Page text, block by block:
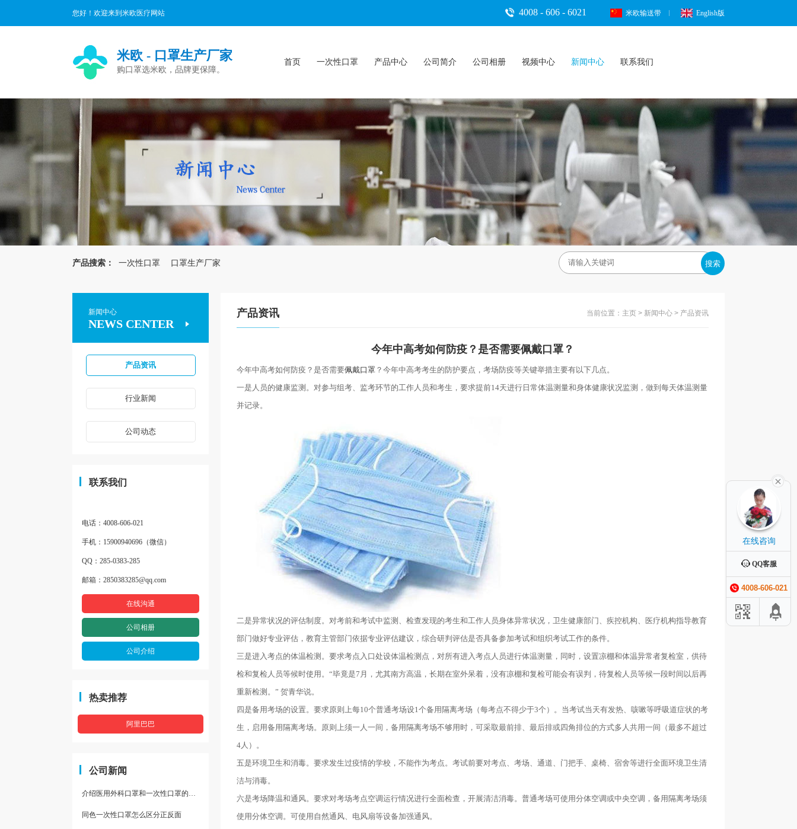
在线咨询
QQ客服
4008-606-021
您好！欢迎来到米欧医疗网站 4008 - 606 - 6021 米欧输送带 English版
米欧 - 口罩生产厂家
购口罩选米欧，品牌更保障。
首页 一次性口罩 产品中心 公司简介 公司相册 视频中心 新闻中心 联系我们
产品搜索： 一次性口罩 口罩生产厂家 搜索
新闻中心
NEWS CENTER
产品资讯
行业新闻
公司动态
联系我们
电话：4008-606-021
手机：15900940696（微信）
QQ：285-0383-285
邮箱：2850383285@qq.com
在线沟通
公司相册
公司介绍
热卖推荐
阿里巴巴
公司新闻
介绍医用外科口罩和一次性口罩的区别
同色一次性口罩怎么区分正反面
产品资讯 当前位置： 主页 > 新闻中心 > 产品资讯
今年中高考如何防疫？是否需要佩戴口罩？
今年中高考如何防疫？是否需要佩戴口罩 ？今年中高考考生的防护要点，考场防疫等关键举措主要有以下几点。
一是人员的健康监测。对参与组考、监考环节的工作人员和考生，要求提前14天进行日常体温测量和身体健康状况监测，做到每天体温测量
并记录。
二是异常状况的评估制度。对考前和考试中监测、检查发现的考生和工作人员身体异常状况，卫生健康部门、疾控机构、医疗机构指导教育
部门做好专业评估，教育主管部门依据专业评估建议，综合研判评估是否具备参加考试和组织考试工作的条件。
三是进入考点的体温检测。要求考点入口处设体温检测点，对所有进入考点人员进行体温测量，同时，设置凉棚和体温异常者复检室，供待
检和复检人员等候时使用。 “毕竟是7月，尤其南方高温，长期在室外呆着，没有凉棚和复检可能会有误判，待复检人员等候一段时间以后再
重新检测。” 贺青华说。
四是备用考场的设置。要求原则上每10个普通考场设1个备用隔离考场（每考点不得少于3个）。当考试当天有发热、咳嗽等呼吸道症状的考
生，启用备用隔离考场。原则上须一人一间，备用隔离考场不够用时，可采取最前排、最后排或四角排位的方式多人共用一间（最多不超过
4人）。
五是环境卫生和消毒。要求发生过疫情的学校，不能作为考点。考试前要对考点、考场、通道、门把手、桌椅、宿舍等进行全面环境卫生清
洁与消毒。
六是考场降温和通风。要求对考场考点空调运行情况进行全面检查，开展清洁消毒。普通考场可使用分体空调或中央空调，备用隔离考场须
使用分体空调。可使用自然通风、电风扇等设备加强通风。